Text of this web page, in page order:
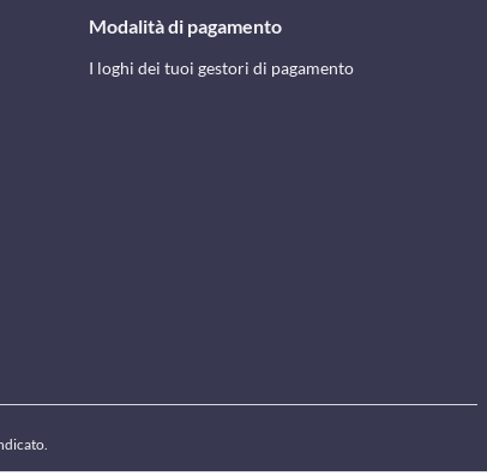
Modalità di pagamento
I loghi dei tuoi gestori di pagamento